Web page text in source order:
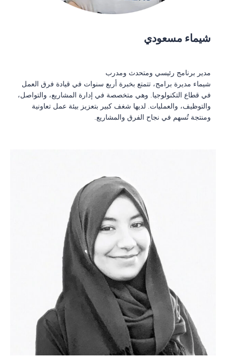
شيماء مسعودي
مدير برنامج رئيسي ومتحدث ومدرب
شيماء مديرة برامج، تتمتع بخبرة أربع سنوات في قيادة فرق العمل
في قطاع التكنولوجيا. وهي متخصصة في إدارة المشاريع، والتواصل،
والتوظيف، والعمليات. لديها شغف كبير بتعزيز بيئة عمل تعاونية
ومنتجة تُسهم في نجاح الفرق والمشاريع.